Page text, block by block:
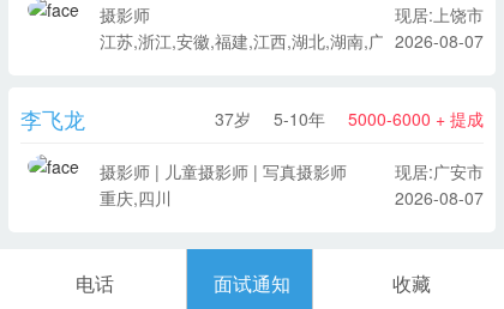
摄影师
现居:上饶市
江苏,浙江,安徽,福建,江西,湖北,湖南,广东,广西,云南
2026-08-07
李飞龙 37岁 5-10年 5000-6000 + 提成
摄影师 | 儿童摄影师 | 写真摄影师
现居:广安市
重庆,四川
2026-08-07
电话 面试通知 收藏
综合服务电话 18263613241